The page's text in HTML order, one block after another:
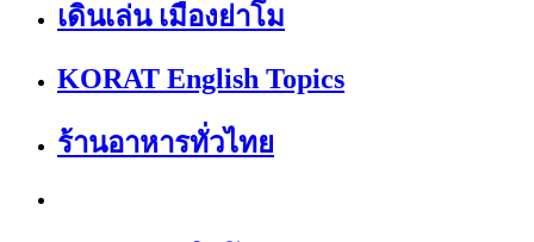
เดินเล่น เมืองย่าโม
KORAT English Topics
ร้านอาหารทั่วไทย